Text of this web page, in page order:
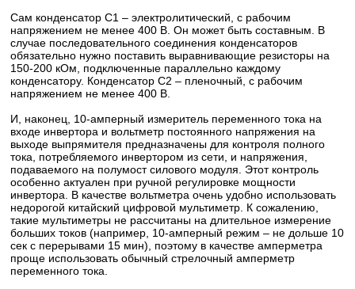
Сам конденсатор C1 – электролитический, с рабочим
напряжением не менее 400 В. Он может быть составным. В
случае последовательного соединения конденсаторов
обязательно нужно поставить выравнивающие резисторы на
150-200 кОм, подключенные параллельно каждому
конденсатору. Конденсатор C2 – пленочный, с рабочим
напряжением не менее 400 В.
И, наконец, 10-амперный измеритель переменного тока на
входе инвертора и вольтметр постоянного напряжения на
выходе выпрямителя предназначены для контроля полного
тока, потребляемого инвертором из сети, и напряжения,
подаваемого на полумост силового модуля. Этот контроль
особенно актуален при ручной регулировке мощности
инвертора. В качестве вольтметра очень удобно использовать
недорогой китайский цифровой мультиметр. К сожалению,
такие мультиметры не рассчитаны на длительное измерение
больших токов (например, 10-амперный режим – не дольше 10
сек с перерывами 15 мин), поэтому в качестве амперметра
проще использовать обычный стрелочный амперметр
переменного тока.